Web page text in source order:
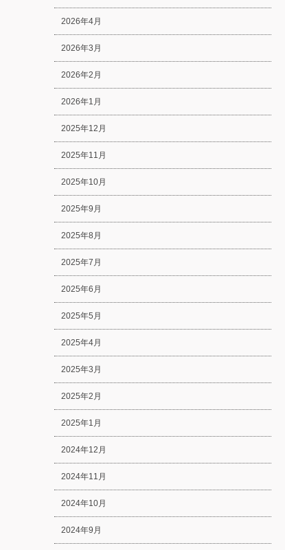
2026年4月
2026年3月
2026年2月
2026年1月
2025年12月
2025年11月
2025年10月
2025年9月
2025年8月
2025年7月
2025年6月
2025年5月
2025年4月
2025年3月
2025年2月
2025年1月
2024年12月
2024年11月
2024年10月
2024年9月